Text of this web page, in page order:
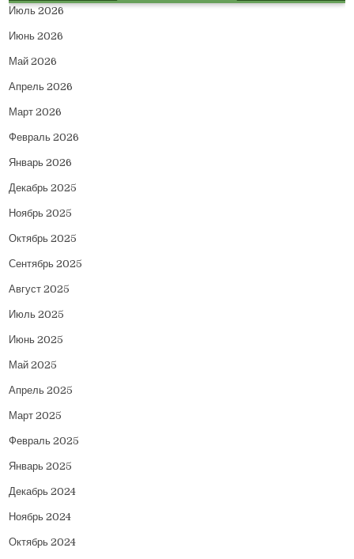
Июль 2026
Июнь 2026
Май 2026
Апрель 2026
Март 2026
Февраль 2026
Январь 2026
Декабрь 2025
Ноябрь 2025
Октябрь 2025
Сентябрь 2025
Август 2025
Июль 2025
Июнь 2025
Май 2025
Апрель 2025
Март 2025
Февраль 2025
Январь 2025
Декабрь 2024
Ноябрь 2024
Октябрь 2024